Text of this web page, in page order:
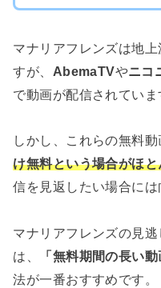
マナリアフレンズは地
すが、 AbemaTVやニコ
で動画が配信されていま
しかし、これらの無料
け無料という場合がほと
信を見返したい場合には
マナリアフレンズの見
は、
「無料期間の長い
法が一番おすすめです。